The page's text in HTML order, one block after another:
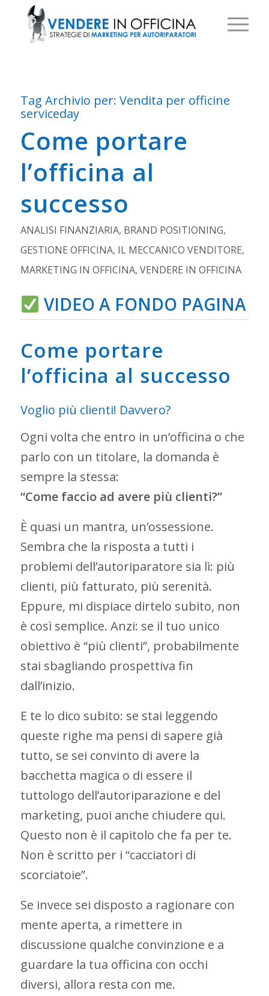
Tag Archivio per: Vendita per officine
serviceday
Come portare
l’officina al
successo
ANALISI FINANZIARIA, BRAND POSITIONING,
GESTIONE OFFICINA, IL MECCANICO VENDITORE,
MARKETING IN OFFICINA, VENDERE IN OFFICINA
VIDEO A FONDO PAGINA
Come portare
l’officina al successo
Voglio più clienti! Davvero?
Ogni volta che entro in un’officina o che
parlo con un titolare, la domanda è
sempre la stessa:
“Come faccio ad avere più clienti?”
È quasi un mantra, un’ossessione.
Sembra che la risposta a tutti i
problemi dell’autoriparatore sia lì: più
clienti, più fatturato, più serenità.
Eppure, mi dispiace dirtelo subito, non
è così semplice. Anzi: se il tuo unico
obiettivo è “più clienti”, probabilmente
stai sbagliando prospettiva fin
dall’inizio.
E te lo dico subito: se stai leggendo
queste righe ma pensi di sapere già
tutto, se sei convinto di avere la
bacchetta magica o di essere il
tuttologo dell’autoriparazione e del
marketing, puoi anche chiudere qui.
Questo non è il capitolo che fa per te.
Non è scritto per i “cacciatori di
scorciatoie”.
Se invece sei disposto a ragionare con
mente aperta, a rimettere in
discussione qualche convinzione e a
guardare la tua officina con occhi
diversi, allora resta con me.